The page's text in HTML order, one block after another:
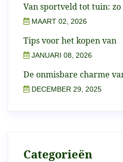
Van sportveld tot tuin: zo
MAART 02, 2026
Tips voor het kopen van
JANUARI 08, 2026
De onmisbare charme
DECEMBER 29, 2025
Categorieën